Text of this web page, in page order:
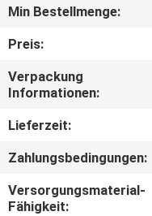
TRETEN
SIE
MIT
UNS
IN
VERBINDUNG
Min Bestellmenge:
Preis:
Verpackung
Informationen:
Lieferzeit:
Zahlungsbedingungen:
Versorgungsmaterial-
Fähigkeit: